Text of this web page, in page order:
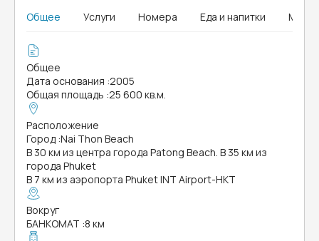
Общее Услуги Номера Еда и напитки MICE
Общее
Дата основания :2005
Общая площадь :25 600 кв.м.
Расположение
Город :Nai Thon Beach
В 30 км из центра города Patong Beach. В 35 км из
города Phuket
В 7 км из аэропорта Phuket INT Airport-HKT
Вокруг
БАНКОМАТ :8 км